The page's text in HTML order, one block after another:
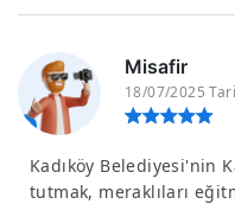
Misafir
18/07/2025
Kadıköy Belediyesi'nin
tutmak, meraklıları